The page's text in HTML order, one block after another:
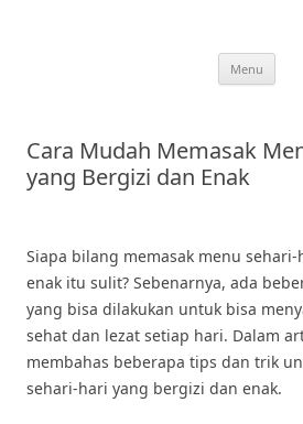
Menu
Cara Mudah Memasak
yang Bergizi dan Enak
Siapa bilang memasak menu
enak itu sulit? Sebenarnya, ada
yang bisa dilakukan untuk bisa
sehat dan lezat setiap hari. Dalam
membahas beberapa tips dan trik
sehari-hari yang bergizi dan enak.